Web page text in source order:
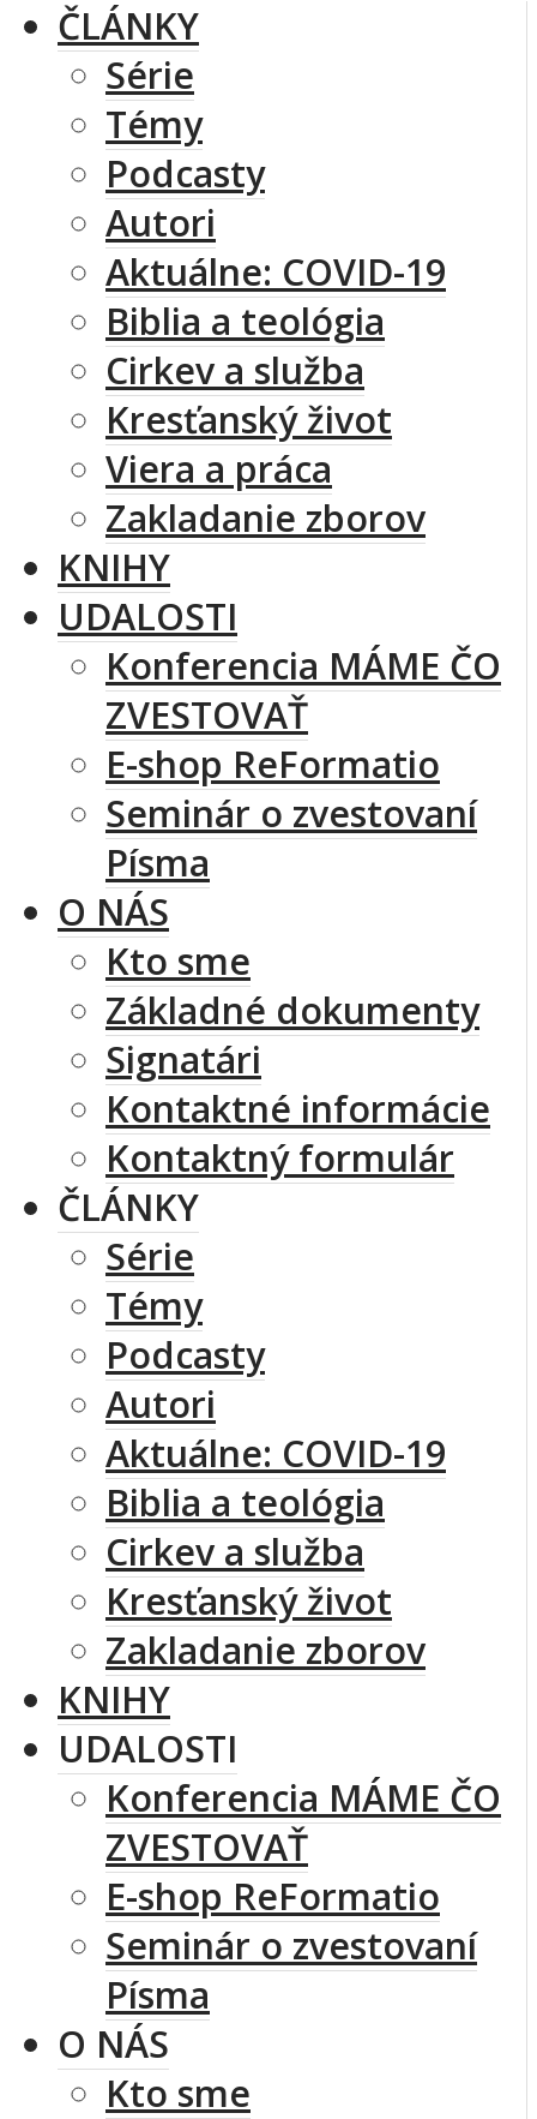
ČLÁNKY
Série
Témy
Podcasty
Autori
Aktuálne: COVID-19
Biblia a teológia
Cirkev a služba
Kresťanský život
Viera a práca
Zakladanie zborov
KNIHY
UDALOSTI
Konferencia MÁME ČO
ZVESTOVAŤ
E-shop ReFormatio
Seminár o zvestovaní
Písma
O NÁS
Kto sme
Základné dokumenty
Signatári
Kontaktné informácie
Kontaktný formulár
ČLÁNKY
Série
Témy
Podcasty
Autori
Aktuálne: COVID-19
Biblia a teológia
Cirkev a služba
Kresťanský život
Zakladanie zborov
KNIHY
UDALOSTI
Konferencia MÁME ČO
ZVESTOVAŤ
E-shop ReFormatio
Seminár o zvestovaní
Písma
O NÁS
Kto sme